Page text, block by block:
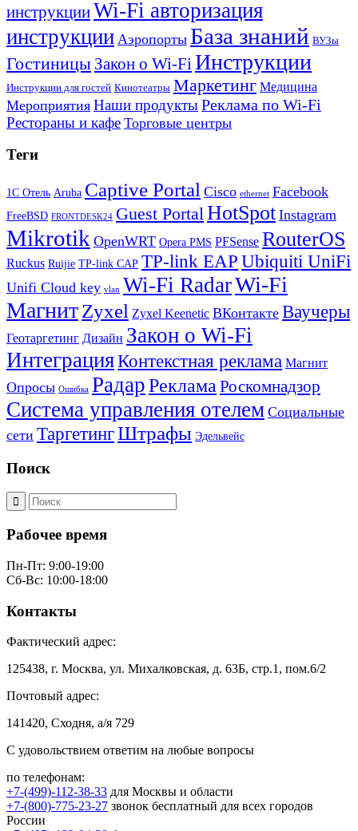
инструкцииWi-Fi авторизация
инструкции Аэропорты База знаний ВУЗы
Гостиницы Закон о Wi-Fi Инструкции
Инструкции для гостей Кинотеатры Маркетинг Медицина
Мероприятия Наши продуктыРеклама по Wi-Fi
Рестораны и кафе Торговые центры
Теги
1С Отель Aruba Captive Portal Cisco ethernet Facebook
FreeBSD FRONTDESK24 Guest PortalHotSpot Instagram
Mikrotik OpenWRT Opera PMS PFSense RouterOS
Ruckus Ruijie TP-link CAP TP-link EAP Ubiquiti UniFi
Unifi Cloud key vlan Wi-Fi RadarWi-Fi
МагнитZyxel Zyxel Keenetic ВКонтакте Ваучеры
Геотаргетинг Дизайн Закон о Wi-Fi
ИнтеграцияКонтекстная реклама Магнит
Опросы Ошибка РадарРеклама Роскомнадзор
Система управления отелем Социальные
сети ТаргетингШтрафы Эдельвейс
Поиск
Рабочее время
Пн-Пт: 9:00-19:00
Сб-Вс: 10:00-18:00
Контакты
Фактический адрес:
125438, г. Москва, ул. Михалковская, д. 63Б, стр.1, пом.6/2
Почтовый адрес:
141420, Сходня, а/я 729
С удовольствием ответим на любые вопросы
по телефонам:
+7-(499)-112-38-33 для Москвы и области
+7-(800)-775-23-27 звонок бесплатный для всех городов
России